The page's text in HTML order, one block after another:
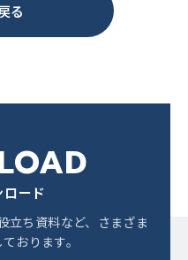
る
ード
ち資料など、 さまざま
おります。